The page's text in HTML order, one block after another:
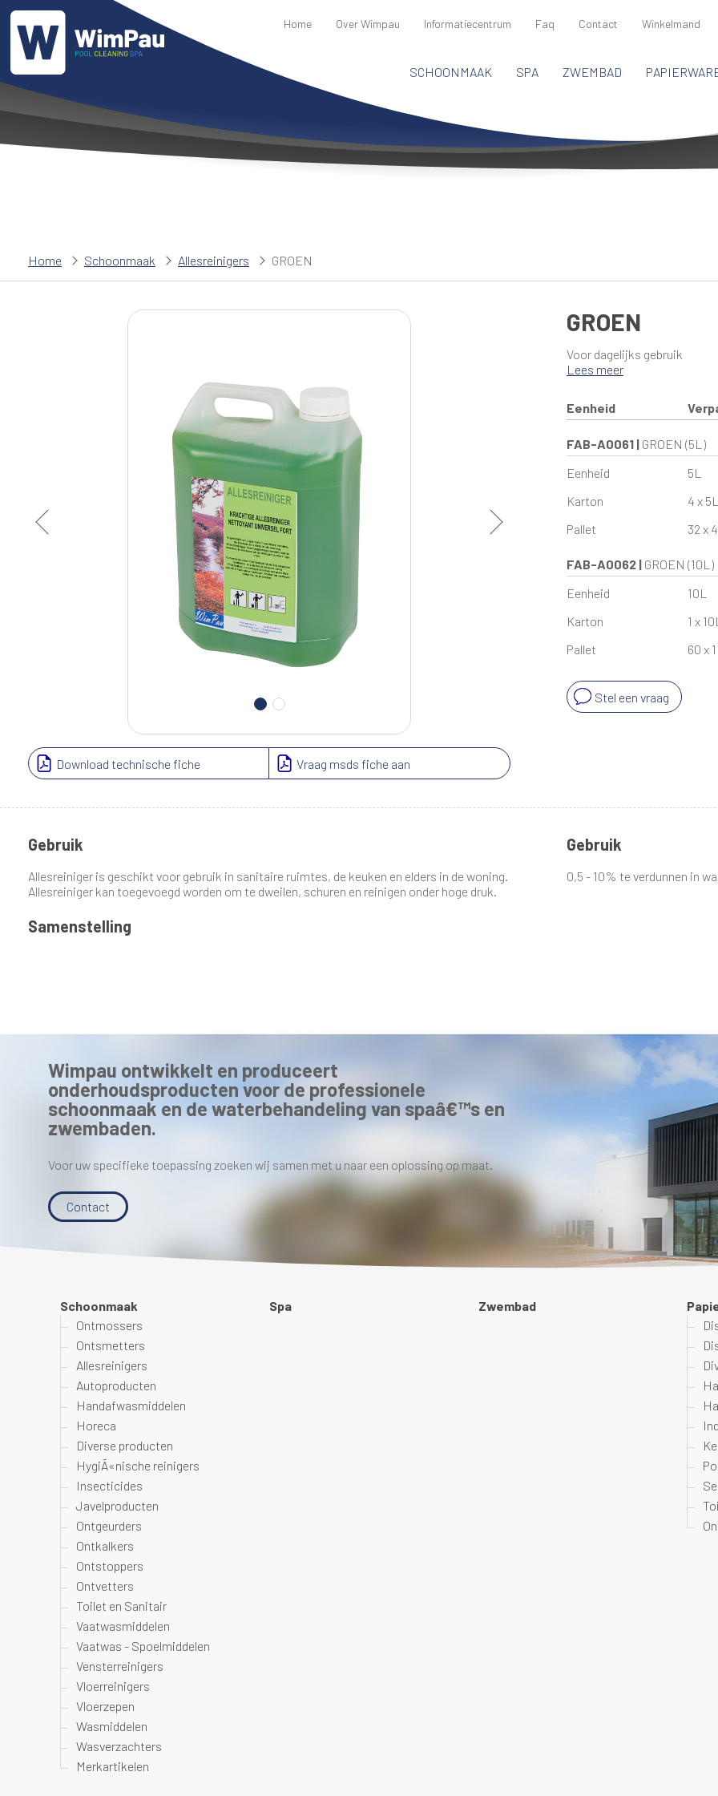
Home Over Wimpau Informatiecentrum Faq Contact Winkelmand
SCHOONMAAK SPA ZWEMBAD
Home Schoonmaak Allesreinigers GROEN
Download technische fiche Vraag msds fiche aan
GROEN
Voor dagelijks gebruik
Lees meer
Eenheid
FAB-A0061 | GROEN (5L)
Eenheid
5L
Karton
4 x
Pallet
32 x
FAB-A0062 | GROEN (10L)
Eenheid
10L
Karton
1 x
Pallet
60 x
Stel een vraag
Gebruik
Allesreiniger is geschikt voor gebruik in sanitaire ruimtes, de keuken en elders in de woning.
Allesreiniger kan toegevoegd worden om te dweilen, schuren en reinigen onder hoge druk.
Gebruik
0,5 - 10% te verdunnen in
Samenstelling
Wimpau ontwikkelt en produceert
onderhoudsproducten voor de professionele
schoonmaak en de waterbehandeling van spaâ€™s en
zwembaden.
Voor uw specifieke toepassing zoeken wij samen met u naar een oplossing op maat.
Contact
Schoonmaak
Ontmossers
Ontsmetters
Allesreinigers
Autoproducten
Handafwasmiddelen
Horeca
Diverse producten
HygiÃ«nische reinigers
Insecticides
Javelproducten
Ontgeurders
Ontkalkers
Ontstoppers
Ontvetters
Toilet en Sanitair
Vaatwasmiddelen
Vaatwas - Spoelmiddelen
Vensterreinigers
Vloerreinigers
Vloerzepen
Wasmiddelen
Wasverzachters
Merkartikelen
Spa Zwembad